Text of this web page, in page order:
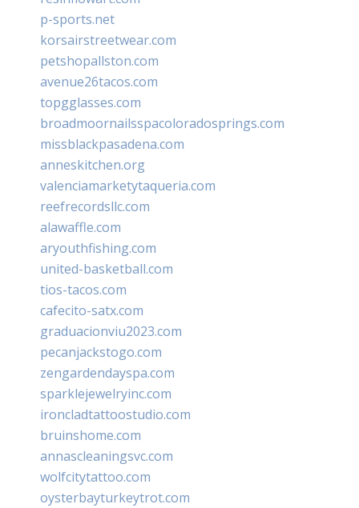
p-sports.net
korsairstreetwear.com
petshopallston.com
avenue26tacos.com
topgglasses.com
broadmoornailsspacoloradosprings.com
missblackpasadena.com
anneskitchen.org
valenciamarketytaqueria.com
reefrecordsllc.com
alawaffle.com
aryouthfishing.com
united-basketball.com
tios-tacos.com
cafecito-satx.com
graduacionviu2023.com
pecanjackstogo.com
zengardendayspa.com
sparklejewelryinc.com
ironcladtattoostudio.com
bruinshome.com
annascleaningsvc.com
wolfcitytattoo.com
oysterbayturkeytrot.com